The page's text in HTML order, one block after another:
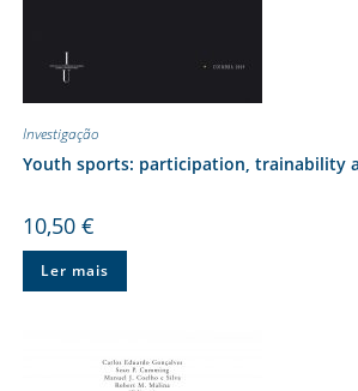
Investigação
Youth sports: participation, trainability
10,50 €
Ler mais